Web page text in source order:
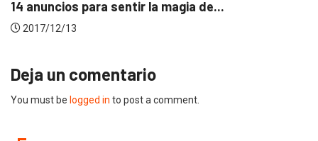
No necesitas ser Jedi para ser un...
2017/12/05
Deja un comentario
You must be logged in to post a comment.